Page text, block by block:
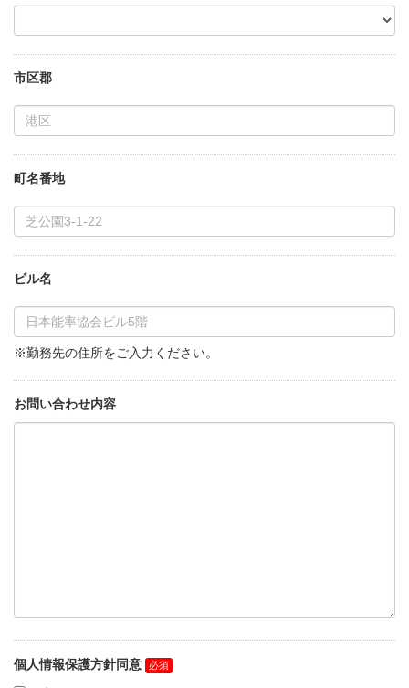
市区郡
町名番地
ビル名
※勤務先の住所をご入力ください。
お問い合わせ内容
個人情報保護方針同意